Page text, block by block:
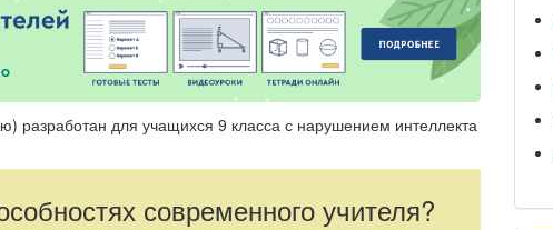
разработан для учащихся 9 класса с нарушением интеллекта
современного учителя?